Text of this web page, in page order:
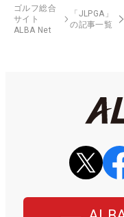
ゴルフ総合
サイト
ALBA Net
「JLPGA」
の記事一覧